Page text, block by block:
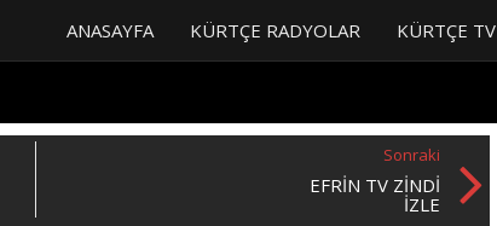
ANASAYFA KÜRTÇE RADYOLAR KÜRTÇE TV
Sonraki
EFRIN TV ZINDI
İZLE